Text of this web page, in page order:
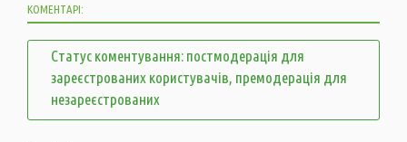
КОМЕНТАРІ:
Статус коментування: постмодерація для
зареєстрованих користувачів, премодерація для
незареєстрованих